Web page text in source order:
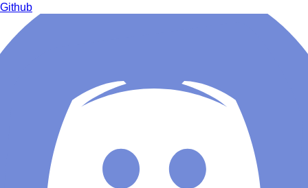
Github